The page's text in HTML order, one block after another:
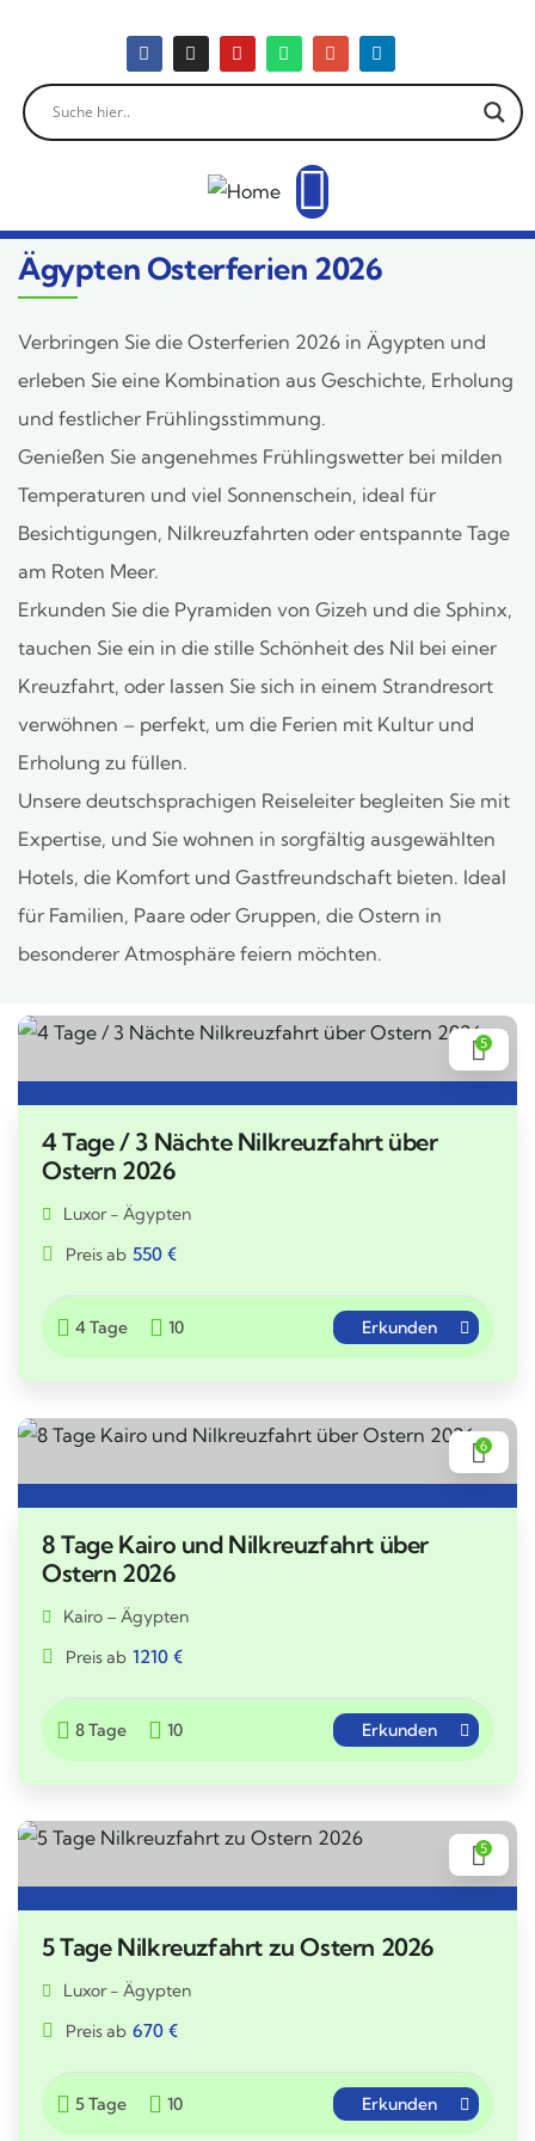
Ägypten Osterferien 2026
Verbringen Sie die Osterferien 2026 in Ägypten und
erleben Sie eine Kombination aus Geschichte, Erholung
und festlicher Frühlingsstimmung.
Genießen Sie angenehmes Frühlingswetter bei milden
Temperaturen und viel Sonnenschein, ideal für
Besichtigungen, Nilkreuzfahrten oder entspannte Tage
am Roten Meer.
Erkunden Sie die Pyramiden von Gizeh und die Sphinx,
tauchen Sie ein in die stille Schönheit des Nil bei einer
Kreuzfahrt, oder lassen Sie sich in einem Strandresort
verwöhnen – perfekt, um die Ferien mit Kultur und
Erholung zu füllen.
Unsere deutschsprachigen Reiseleiter begleiten Sie mit
Expertise, und Sie wohnen in sorgfältig ausgewählten
Hotels, die Komfort und Gastfreundschaft bieten. Ideal
für Familien, Paare oder Gruppen, die Ostern in
besonderer Atmosphäre feiern möchten.
5
4 Tage / 3 Nächte Nilkreuzfahrt über
Ostern 2026
Luxor - Ägypten
Preis ab 550 €
4 Tage 10 Erkunden
6
8 Tage Kairo und Nilkreuzfahrt über
Ostern 2026
Kairo – Ägypten
Preis ab 1210 €
8 Tage 10 Erkunden
5
5 Tage Nilkreuzfahrt zu Ostern 2026
Luxor - Ägypten
Preis ab 670 €
5 Tage 10 Erkunden